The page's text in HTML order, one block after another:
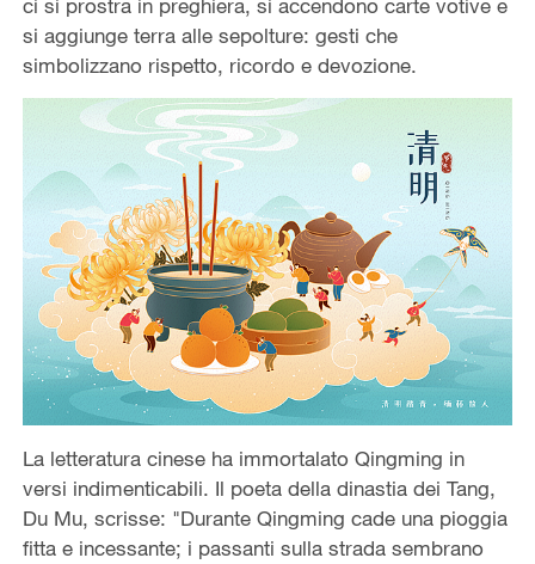
ci si prostra in preghiera, si accendono carte votive e
si aggiunge terra alle sepolture: gesti che
simbolizzano rispetto, ricordo e devozione.
La letteratura cinese ha immortalato Qingming in
versi indimenticabili. Il poeta della dinastia dei Tang,
Du Mu, scrisse: "Durante Qingming cade una pioggia
fitta e incessante; i passanti sulla strada sembrano